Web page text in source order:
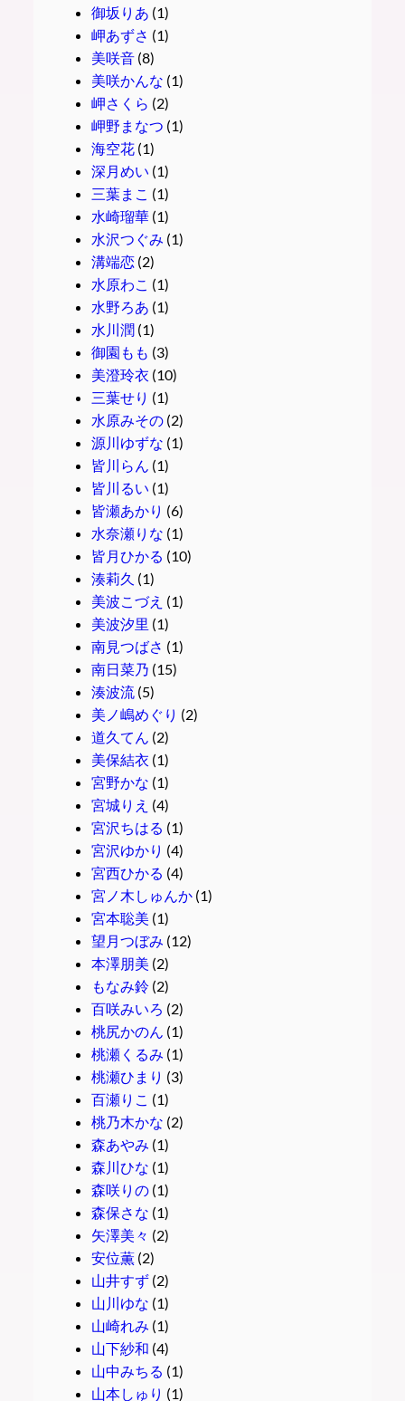
御坂りあ (1)
岬あずさ (1)
美咲音(8)
美咲かんな (1)
岬さくら (2)
岬野まなつ (1)
海空花(1)
深月めい (1)
三葉まこ (1)
水崎瑠華(1)
水沢つぐみ (1)
溝端恋(2)
水原わこ (1)
水野ろあ (1)
水川潤 (1)
御園もも (3)
美澄玲衣 (10)
三葉せり (1)
水原みその(2)
源川ゆずな (1)
皆川らん (1)
皆川るい (1)
皆瀬あかり (6)
水奈瀬りな (1)
皆月ひかる (10)
湊莉久 (1)
美波こづえ (1)
美波汐里 (1)
南見つばさ (1)
南日菜乃 (15)
湊波流(5)
美ノ嶋めぐり (2)
道久てん (2)
美保結衣 (1)
宮野かな (1)
宮城りえ (4)
宮沢ちはる (1)
宮沢ゆかり (4)
宮西ひかる (4)
宮ノ木しゅんか(1)
宮本聡美 (1)
望月つぼみ (12)
本澤朋美 (2)
もなみ鈴(2)
百咲みいろ (2)
桃尻かのん (1)
桃瀬くるみ (1)
桃瀬ひまり (3)
百瀬りこ (1)
桃乃木かな (2)
森あやみ (1)
森川ひな (1)
森咲りの(1)
森保さな (1)
矢澤美々 (2)
安位薫(2)
山井すず(2)
山川ゆな (1)
山崎れみ (1)
山下紗和 (4)
山中みちる (1)
山本しゅり (1)